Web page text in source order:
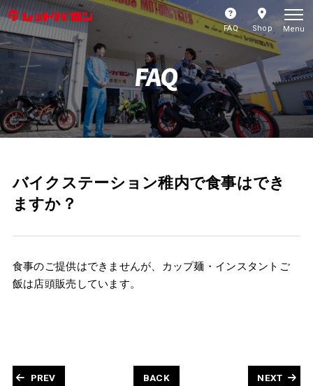
FAQ Shop Menu
FAQ
バイクステーション稚内で食事はでき
ますか？
食事のご提供はできませんが、カップ麺・インスタントご
飯は店頭販売しています。
NEXT
BACK
PREV